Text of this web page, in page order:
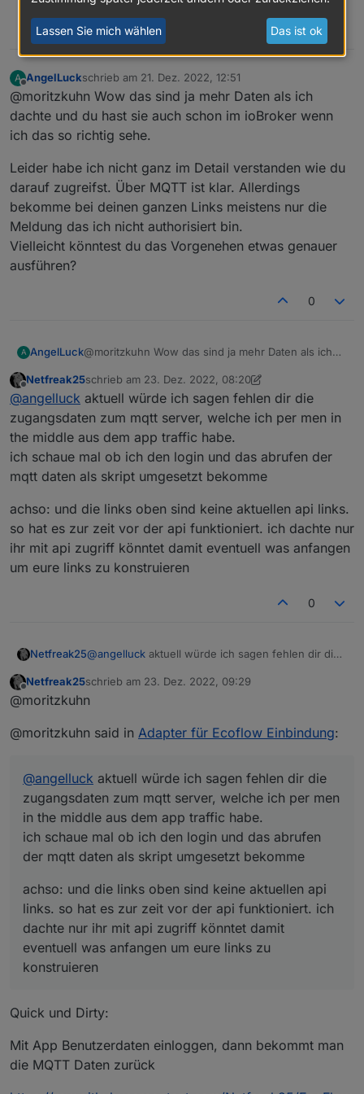
2
A
Offline
AngelLuckschrieb am 21. Dez. 2022, 12:51
zuletzt editiert von
@moritzkuhn Wow das sind ja mehr Daten als ich
dachte und du hast sie auch schon im ioBroker wenn
ich das so richtig sehe.
Leider habe ich nicht ganz im Detail verstanden wie du
darauf zugreifst. Über MQTT ist klar. Allerdings
bekomme bei deinen ganzen Links meistens nur die
Meldung das ich nicht authorisiert bin.
Vielleicht könntest du das Vorgenehen etwas genauer
ausführen?
0
A AngelLuck@moritzkuhn Wow das sind ja mehr Daten als ich
wenn ich das so richtig sehe.
Leider habe ich nicht ganz im Detail verstanden wie
du darauf zugreifst. Über MQTT ist klar. Allerdings
bekomme bei deinen ganzen Links meistens nur
die Meldung das ich nicht authorisiert bin.
Vielleicht könntest du das Vorgenehen etwas
genauer ausführen?
Offline
Netfreak25schrieb am 23. Dez. 2022, 08:20
zuletzt editiert von Netfreak25
@angelluck aktuell würde ich sagen fehlen dir die
zugangsdaten zum mqtt server, welche ich per men in
the middle aus dem app traffic habe.
ich schaue mal ob ich den login und das abrufen der
mqtt daten als skript umgesetzt bekomme
achso: und die links oben sind keine aktuellen api links.
so hat es zur zeit vor der api funktioniert. ich dachte nur
ihr mit api zugriff könntet damit eventuell was anfangen
um eure links zu konstruieren
0
Netfreak25@angelluck aktuell würde ich sagen fehlen dir die
men in the middle aus dem app traffic habe.
ich schaue mal ob ich den login und das abrufen
achso: und die links oben sind keine aktuellen api
links. so hat es zur zeit vor der api funktioniert. ich
eventuell was anfangen um eure links zu
Offline
Netfreak25schrieb am 23. Dez. 2022, 09:29
zuletzt editiert von
@moritzkuhn
@moritzkuhn said in Adapter für Ecoflow Einbindung:
@angelluck aktuell würde ich sagen fehlen dir die
zugangsdaten zum mqtt server, welche ich per men
in the middle aus dem app traffic habe.
ich schaue mal ob ich den login und das abrufen
der mqtt daten als skript umgesetzt bekomme
achso: und die links oben sind keine aktuellen api
links. so hat es zur zeit vor der api funktioniert. ich
dachte nur ihr mit api zugriff könntet damit
eventuell was anfangen um eure links zu
konstruieren
Quick und Dirty:
Mit App Benutzerdaten einloggen, dann bekommt man
die MQTT Daten zurück
Lassen Sie mich wählen Das ist ok